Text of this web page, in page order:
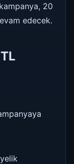
20
edecek.